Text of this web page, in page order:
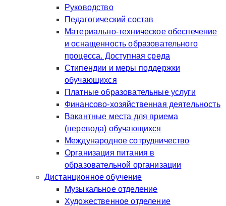
Руководство
Педагогический состав
Материально-техническое обеспечение
и оснащенность образовательного
процесса. Доступная среда
Стипендии и меры поддержки
обучающихся
Платные образовательные услуги
Финансово-хозяйственная деятельность
Вакантные места для приема
(перевода) обучающихся
Международное сотрудничество
Организация питания в
образовательной организации
Дистанционное обучение
Музыкальное отделение
Художественное отделение